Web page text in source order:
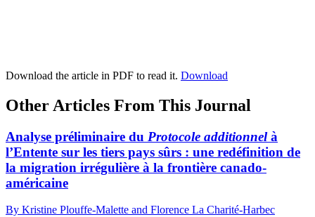
Download the article in PDF to read it. Download
Other Articles From This Journal
Analyse préliminaire du Protocole additionnelà
l’Entente sur les tiers pays sûrs : une redéfinition de
la migration irrégulière à la frontière canado-
américaine
By Kristine Plouffe-Malette and Florence La Charité-Harbec